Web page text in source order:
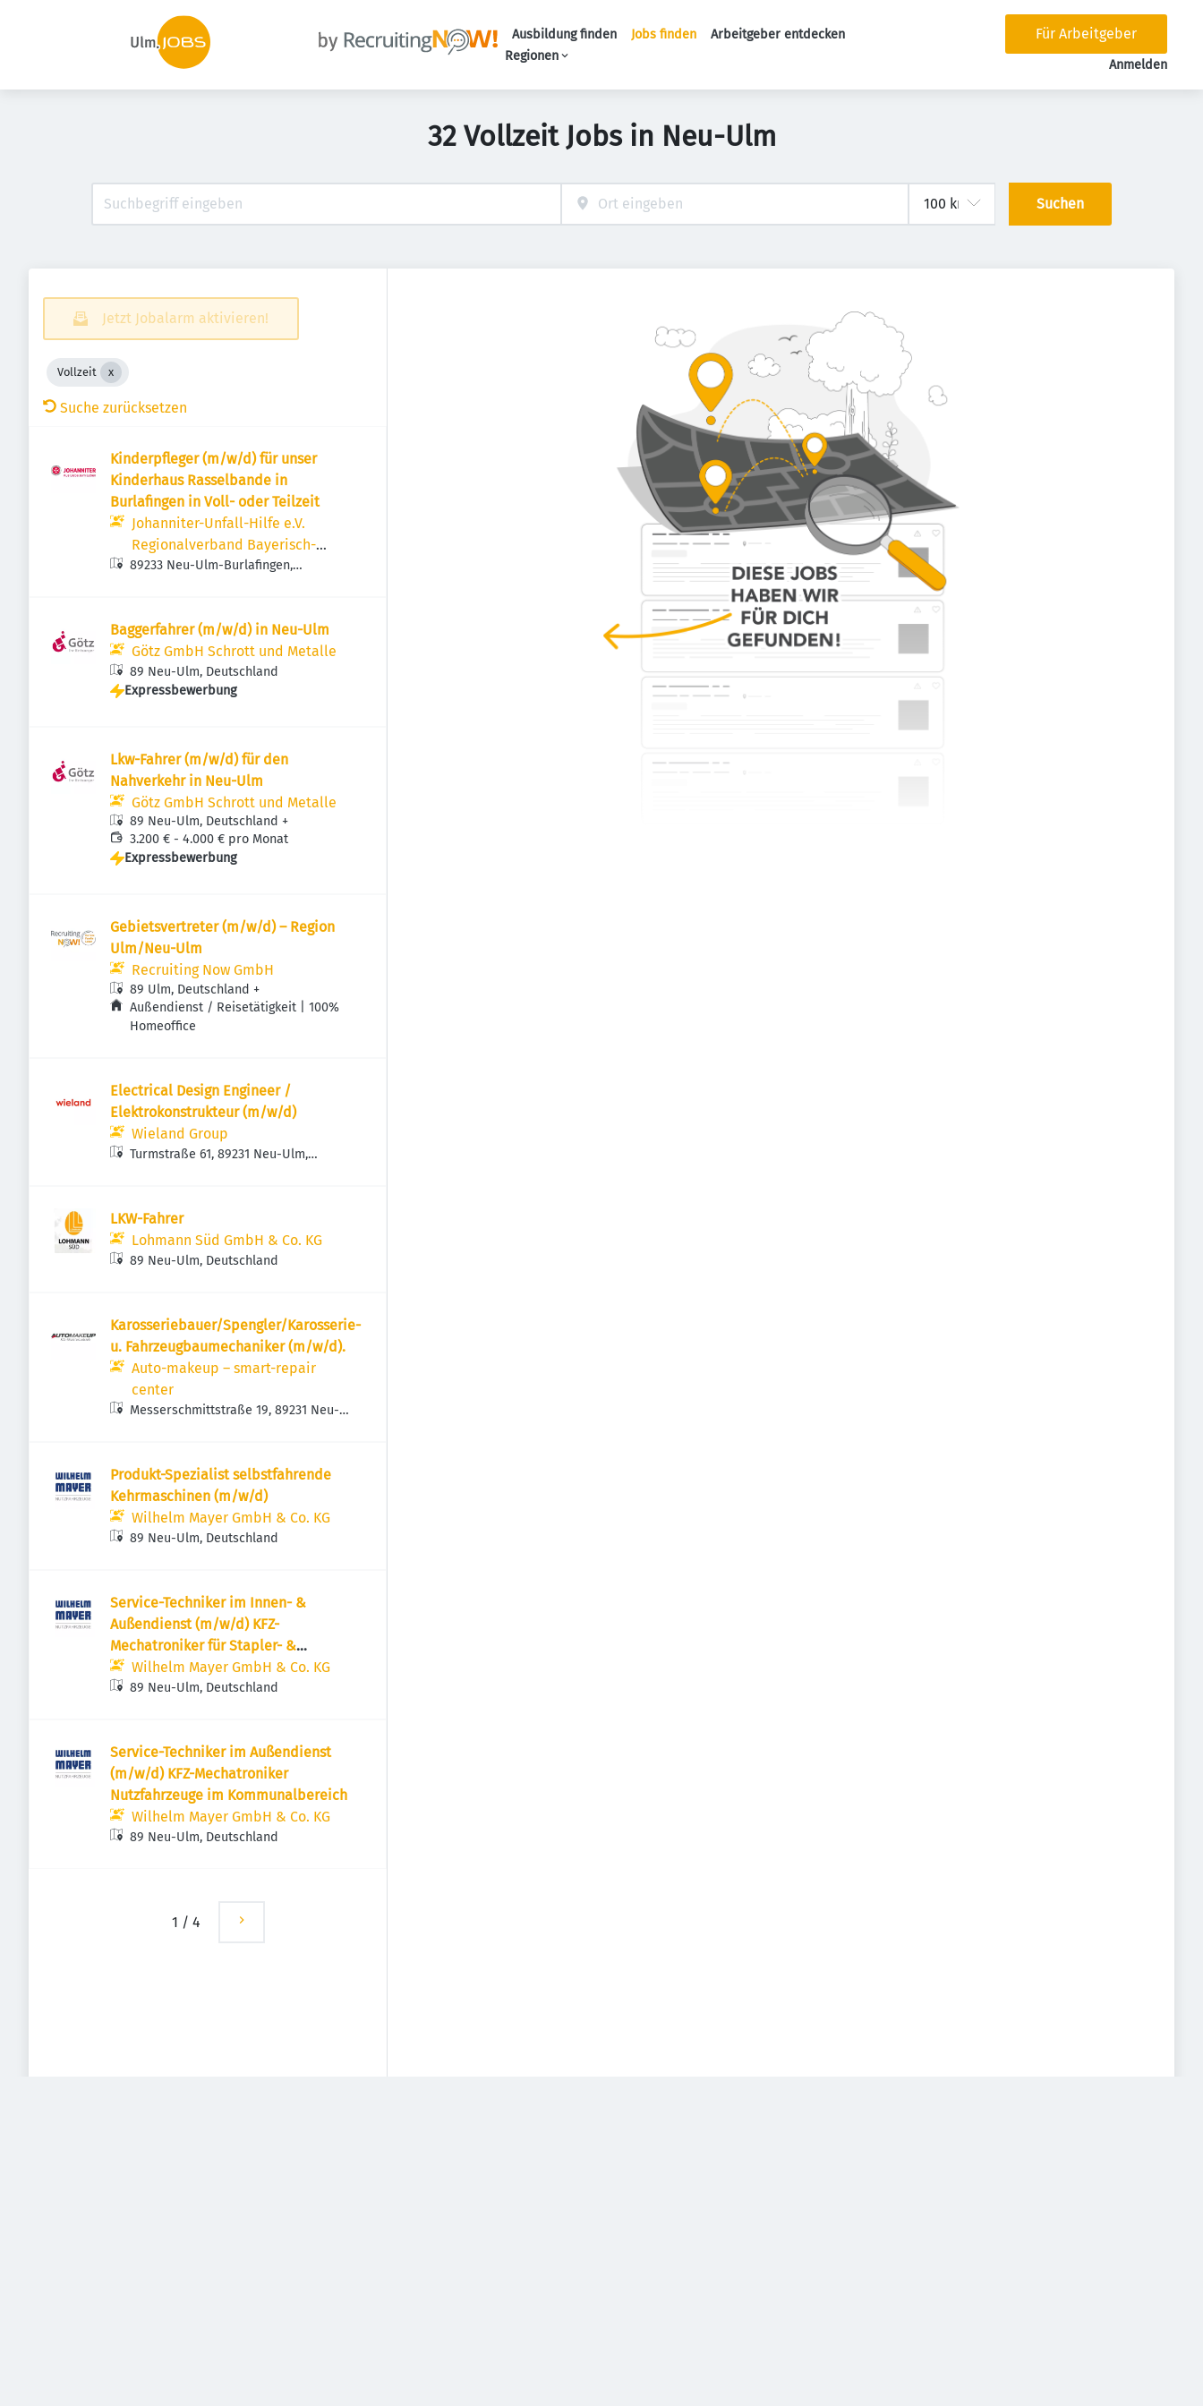
Ausbildung finden Jobs finden
Arbeitgeber entdecken
Regionen
Für Arbeitgeber
Anmelden
32 Vollzeit Jobs in Neu-Ulm
Suchen
Jetzt Jobalarm aktivieren!
Vollzeit
Suche zurücksetzen
Kinderpfleger (m/w/d) für unser
Kinderhaus Rasselbande in
Burlafingen in Voll- oder Teilzeit
Johanniter-Unfall-Hilfe e.V.
Regionalverband Bayerisch-
Schwaben
89233 Neu-Ulm-Burlafingen,
Baggerfahrer (m/w/d) in Neu-Ulm
Götz GmbH Schrott und Metalle
89 Neu-Ulm, Deutschland
Expressbewerbung
Lkw-Fahrer (m/w/d) für den
Nahverkehr in Neu-Ulm
Götz GmbH Schrott und Metalle
89 Neu-Ulm, Deutschland +
3.200 € - 4.000 € pro Monat
Expressbewerbung
Gebietsvertreter (m/w/d) – Region
Ulm/Neu-Ulm
Recruiting Now GmbH
89 Ulm, Deutschland +
Außendienst / Reisetätigkeit | 100%
Homeoffice
Electrical Design Engineer /
Elektrokonstrukteur (m/w/d)
Wieland Group
Turmstraße 61, 89231 Neu-Ulm,
LKW-Fahrer
Lohmann Süd GmbH & Co. KG
89 Neu-Ulm, Deutschland
Karosseriebauer/Spengler/Karosserie-
u. Fahrzeugbaumechaniker (m/w/d).
Auto-makeup – smart-repair
center
Messerschmittstraße 19, 89231 Neu-
Produkt-Spezialist selbstfahrende
Kehrmaschinen (m/w/d)
Wilhelm Mayer GmbH & Co. KG
89 Neu-Ulm, Deutschland
Service-Techniker im Innen- &
Außendienst (m/w/d) KFZ-
Mechatroniker für Stapler- &
Fördertechnik
Wilhelm Mayer GmbH & Co. KG
89 Neu-Ulm, Deutschland
Service-Techniker im Außendienst
(m/w/d) KFZ-Mechatroniker
Nutzfahrzeuge im Kommunalbereich
Wilhelm Mayer GmbH & Co. KG
89 Neu-Ulm, Deutschland
1 / 4